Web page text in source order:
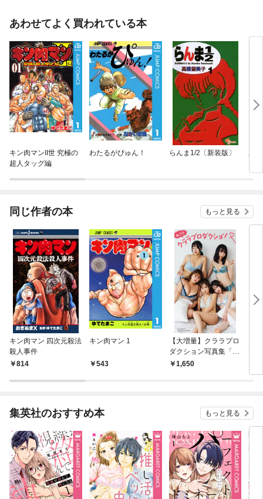
あわせてよく買われている本
キン肉マンII世 究極の
超人タッグ編
わたるがぴゅん！ らんま1/2〔新装版〕 新
同じ作者の本 もっと見る
キン肉マン 四次元殺法
殺人事件
814
キン肉マン 1
543
【大増量】クララプロ
ダクション写真集「私
たちクララプロダクシ
1,650
た
集英社のおすすめ本 もっと見る